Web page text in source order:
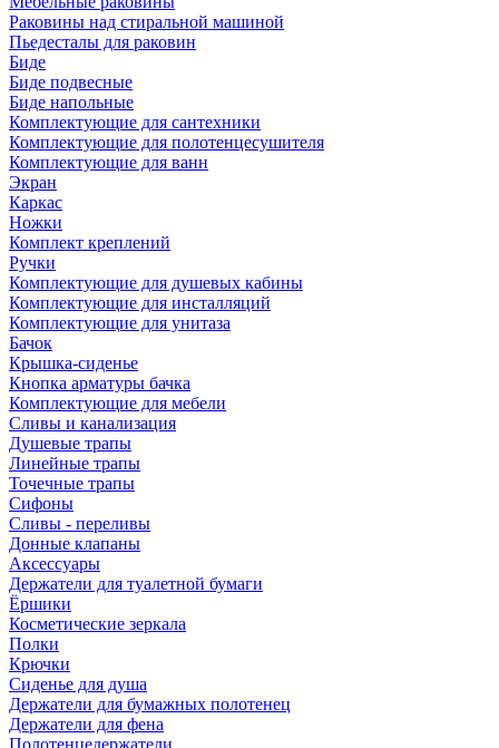
Раковины над стиральной машиной
Пьедесталы для раковин
Биде
Биде подвесные
Биде напольные
Комплектующие для сантехники
Комплектующие для полотенцесушителя
Комплектующие для ванн
Экран
Каркас
Ножки
Комплект креплений
Ручки
Комплектующие для душевых кабины
Комплектующие для инсталляций
Комплектующие для унитаза
Бачок
Крышка-сиденье
Кнопка арматуры бачка
Комплектующие для мебели
Сливы и канализация
Душевые трапы
Линейные трапы
Точечные трапы
Сифоны
Сливы - переливы
Донные клапаны
Аксессуары
Держатели для туалетной бумаги
Ёршики
Косметические зеркала
Полки
Крючки
Сиденье для душа
Держатели для бумажных полотенец
Держатели для фена
Полотенцедержатели